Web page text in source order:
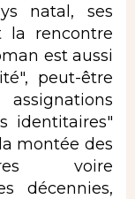
natal, ses
la rencontre
est aussi
peut-être
identitaires"
montée des
voire
décennies,